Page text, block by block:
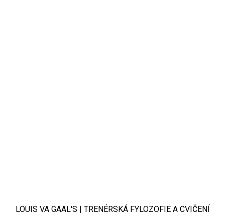
LOUIS VA GAAL'S | TRENÉRSKÁ FYLOZOFIE A CVIČENÍ